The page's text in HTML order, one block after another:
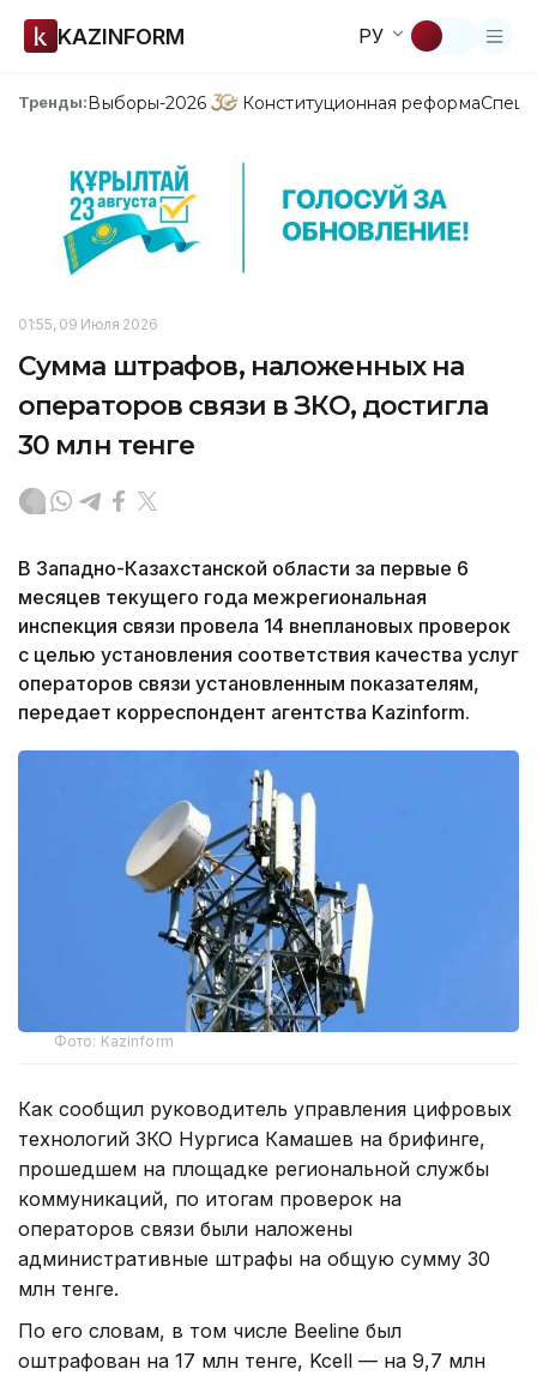
KAZINFORM РУ
Тренды:Выборы-2026 Конституционная реформа
01:55, 09 Июля 2026
Сумма штрафов, наложенных на
операторов связи в ЗКО, достигла
30 млн тенге
В Западно-Казахстанской области за первые 6
месяцев текущего года межрегиональная
инспекция связи провела 14 внеплановых проверок
с целью установления соответствия качества услуг
операторов связи установленным показателям,
передает корреспондент агентства Kazinform.
Фото: Kazinform
Как сообщил руководитель управления цифровых
технологий ЗКО Нургиса Камашев на брифинге,
прошедшем на площадке региональной службы
коммуникаций, по итогам проверок на
операторов связи были наложены
административные штрафы на общую сумму 30
млн тенге.
По его словам, в том числе Beeline был
оштрафован на 17 млн тенге, Kcell — на 9,7 млн